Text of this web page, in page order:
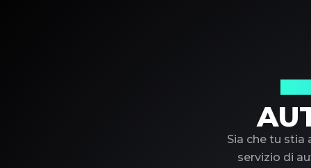
Sia che tu
servizio di